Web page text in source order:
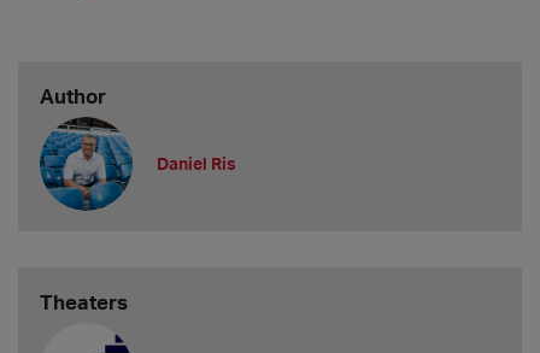
Author
Daniel Ris
Theaters